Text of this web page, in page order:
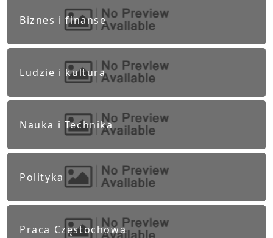
Biznes i finanse
Ludzie i kultura
Nauka i Technika
Polityka
Praca Częstochowa